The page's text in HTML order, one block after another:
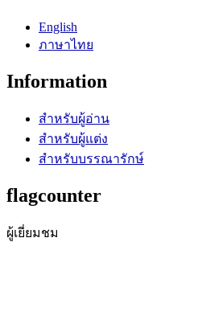
English
ภาษาไทย
Information
สำหรับผู้อ่าน
สำหรับผู้แต่ง
สำหรับบรรณารักษ์
flagcounter
ผู้เยี่ยมชม